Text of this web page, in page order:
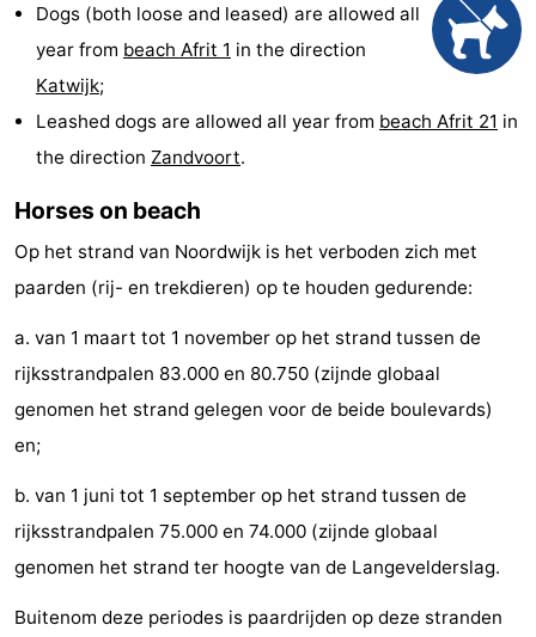
&
-
Museums
Monuments
-
points
-
Boat
Trips
-
Playgrounds
-
Indoor
playgrounds
-
Experiences
Wellness
centers
Villages
&
Cities
Nature
Sports
Dogs (both loose and leased) are allowed all
year from beach Afrit 1 in the direction
Katwijk;
Leashed dogs are allowed all year from beach Afrit 21 in
the direction Zandvoort.
Horses on beach
Op het strand van Noordwijk is het verboden zich met
paarden (rij- en trekdieren) op te houden gedurende:
a. van 1 maart tot 1 november op het strand tussen de
rijksstrandpalen 83.000 en 80.750 (zijnde globaal
genomen het strand gelegen voor de beide boulevards)
en;
b. van 1 juni tot 1 september op het strand tussen de
rijksstrandpalen 75.000 en 74.000 (zijnde globaal
genomen het strand ter hoogte van de Langevelderslag.
Buitenom deze periodes is paardrijden op deze stranden